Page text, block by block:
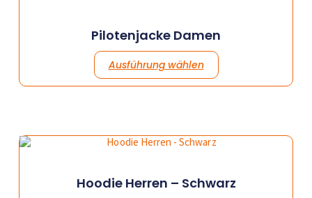
Pilotenjacke Damen
Ausführung wählen
Hoodie Herren – Schwarz